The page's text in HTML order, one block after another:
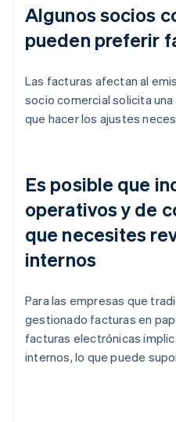
Algunos socios
pueden preferir
Las facturas afectan al
socio comercial solicita
que hacer los ajustes
Es posible que
operativos y de
que necesites
internos
Para las empresas que
gestionado facturas en
facturas electrónicas
internos, lo que puede